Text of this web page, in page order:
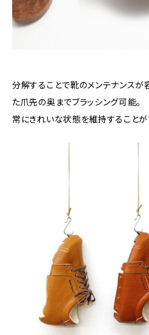
分解することで靴のメンテナンスが
た爪先の奥までブラッシング可能。
常にきれいな状態を維持することが